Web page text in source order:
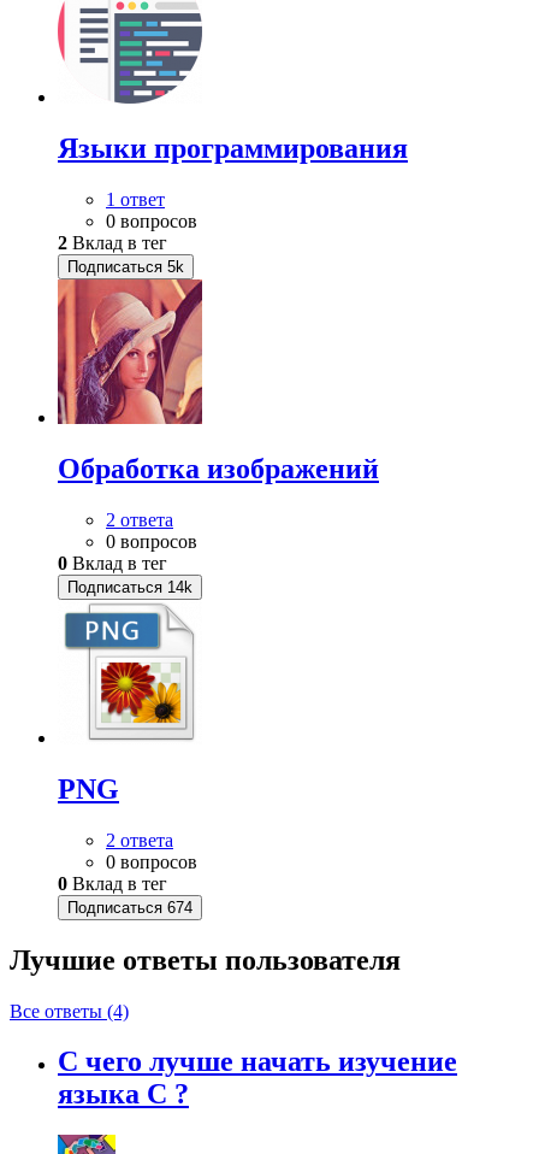
Языки программирования
1 ответ
0 вопросов
2 Вклад в тег
Подписаться 5k
Обработка изображений
2 ответа
0 вопросов
0 Вклад в тег
Подписаться 14k
PNG
2 ответа
0 вопросов
0 Вклад в тег
Подписаться 674
Лучшие ответы пользователя
Все ответы (4)
С чего лучше начать изучение
языка С ?